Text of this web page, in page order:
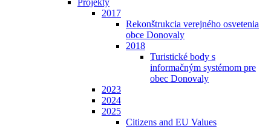
Projekty
2017
Rekonštrukcia verejného osvetenia
obce Donovaly
2018
Turistické body s
informačným systémom pre
obec Donovaly
2023
2024
2025
Citizens and EU Values